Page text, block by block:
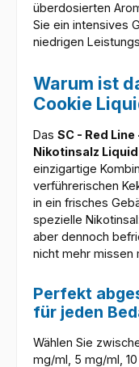
überdosierten
Sie ein intensives
niedrigen
Warum ist
Cookie
Das SC - Red
Nikotinsalz Liquid
einzigartige
verführerischen
in ein frisches
spezielle
aber dennoch
nicht mehr missen
Perfekt
für jeden
Wählen Sie
mg/ml, 5 mg/ml,